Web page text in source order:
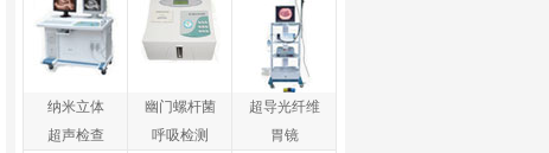
纳米立体
超声检查
幽门螺杆菌
呼吸检测
超导光纤维
胃镜